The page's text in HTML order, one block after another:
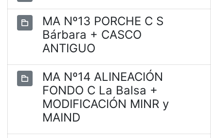
MA Nº13 PORCHE C S
Bárbara + CASCO
ANTIGUO
MA Nº14 ALINEACIÓN
FONDO C La Balsa +
MODIFICACIÓN MINR y
MAIND